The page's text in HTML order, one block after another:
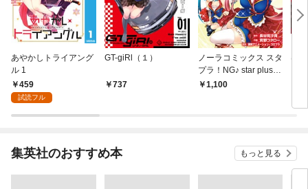
あやかしトライアング
ル 1
459
試読フル
GT-giRl（１）
737
ノーラコミックス スタ
プラ！NG♪ star plus o
ne＋next generation 1
1,100
は
集英社のおすすめ本 もっと見る